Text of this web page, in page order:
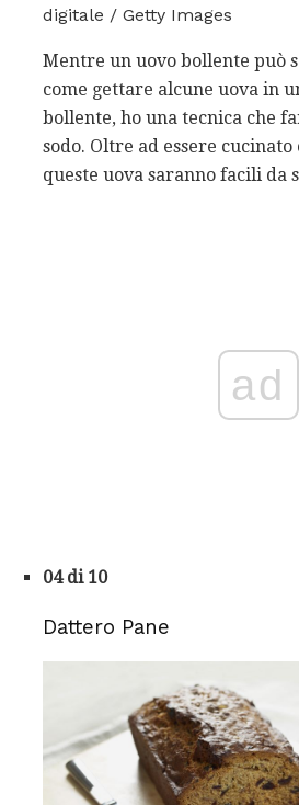
digitale / Getty Images
Mentre un uovo bollente può
come gettare alcune uova in
bollente, ho una tecnica che
sodo. Oltre ad essere
queste uova saranno facili da
ad
04 di 10
Dattero Pane